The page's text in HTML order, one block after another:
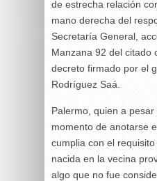
de estrecha relación
mano derecha del
Secretaría General,
Manzana 92 del citado
decreto firmado por el
Rodríguez Saá.
Palermo, quien a
momento de anotarse
cumplia con el
nacida en la vecina
algo que no fue